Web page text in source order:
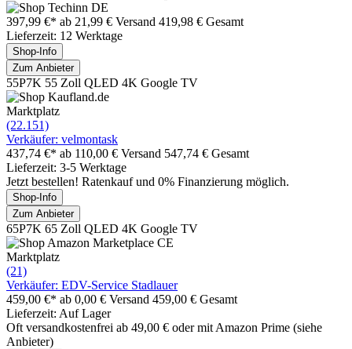
397,99 €* ab 21,99 € Versand 419,98 € Gesamt
Lieferzeit: 12 Werktage
Shop-Info
Zum Anbieter
55P7K 55 Zoll QLED 4K Google TV
Marktplatz
(22.151)
Verkäufer: velmontask
437,74 €* ab 110,00 € Versand 547,74 € Gesamt
Lieferzeit: 3-5 Werktage
Jetzt bestellen! Ratenkauf und 0% Finanzierung möglich.
Shop-Info
Zum Anbieter
65P7K 65 Zoll QLED 4K Google TV
Marktplatz
(21)
Verkäufer: EDV-Service Stadlauer
459,00 €* ab 0,00 € Versand 459,00 € Gesamt
Lieferzeit: Auf Lager
Oft versandkostenfrei ab 49,00 € oder mit Amazon Prime (siehe
Anbieter)